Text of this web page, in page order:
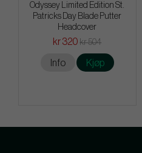
Odyssey Limited Edition St.
Patricks Day Blade Putter
Headcover
kr 320 kr 504
Info Kjøp